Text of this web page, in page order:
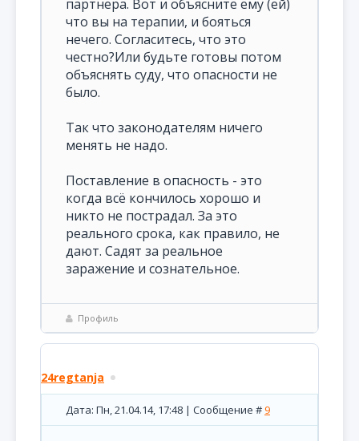
партнера. Вот и объясните ему (ей)
что вы на терапии, и бояться
нечего. Согласитесь, что это
честно?Или будьте готовы потом
объяснять суду, что опасности не
было.
Так что законодателям ничего
менять не надо.
Поставление в опасность - это
когда всё кончилось хорошо и
никто не пострадал. За это
реального срока, как правило, не
дают. Садят за реальное
заражение и сознательное.
Профиль
24regtanja
Дата: Пн, 21.04.14, 17:48 | Сообщение #9